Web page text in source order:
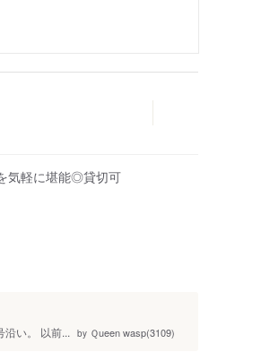
気軽に堪能◎貸切可
い。 以前... by Ｑueen wasp(3109)